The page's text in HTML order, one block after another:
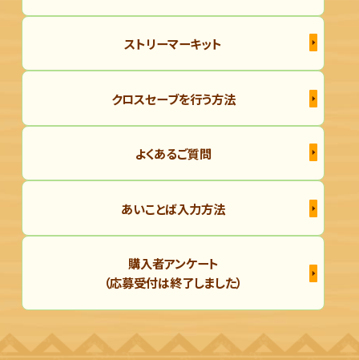
ストリーマーキット
クロスセーブを行う方法
よくあるご質問
あいことば入力方法
購入者アンケート
（応募受付は終了しました）